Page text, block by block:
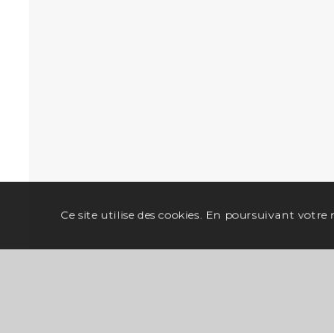
Ce site utilise des cookies. En poursuivant